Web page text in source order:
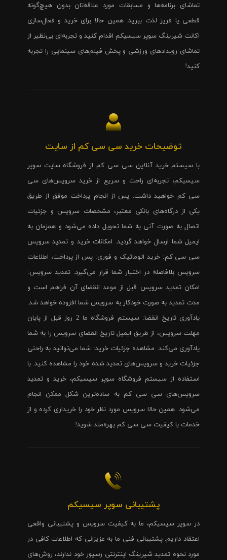
تماشای برنامه‌ها و مسابقات مورد علاقه‌تان بدون هیچ‌گونه
قطعی یا فریز لذت ببرید. همین حالا برای خرید و فعال‌سازی
اکانت شیرینگ سوپر سیسیکم اقدام کنید و تجربه‌ای بی‌نظیر از
تماشای رویدادهای ورزشی و پخش فیلم‌های سینمایی را تجربه
کنید!
توضیحات خرید سی سی کم از سایت
با سیستم خرید آنلاین سی سی کم از فروشگاه سایت سوپر
سیسیکم، تجربه‌ای راحت و سریع از خرید سرویس‌های سی
سی کم خواهید داشت. پس از انجام پرداخت موفق از طریق
یکی از درگاه‌های بانکی معتبر، مشخصات سرویس و جزئیات
اتصال به صورت آنی به شما تحویل داده می‌شود و همزمان به
ایمیل شما ارسال خواهد گردید. امکانات خرید و تمدید سرویس
سی سی کم: خرید اتوماتیک و فوری: پس از پرداخت، اطلاعات
سرویس بلافاصله در اختیار شما قرار می‌گیرد. تمدید سرویس:
امکان تمدید سرویس قبل از موعد انقضای آن فراهم است و
مدت تمدید به صورت خودکار به سرویس شما افزوده خواهد شد.
یادآوری تاریخ انقضا: سیستم فروشگاه ما 2 روز قبل از پایان
مهلت سرویس، از طریق ایمیل تاریخ انقضای سرویس را به شما
یادآوری می‌کند. مشاهده جزئیات خرید: شما می‌توانید به راحتی
جزئیات خرید و سرویس‌های تمدید شده خود را مشاهده کنید. با
استفاده از سیستم فروشگاه سوپر سیسیکم، خرید و تمدید
سرویس‌های سی سی کم به ساده‌ترین شکل ممکن انجام
می‌شود. همین حالا سرویس مورد نظر خود را خریداری کرده و از
خدمات با کیفیت سی سی کم بهره‌مند شوید!
پشتیبانی سوپر سیسیکم
در سوپر سیسیکم، ما به کیفیت سرویس و پشتیبانی واقعی
اعتقاد داریم. پشتیبانی فنی ما به عزیزانی که اطلاعات کافی در
مورد نحوه تمدید شیرینگ اینترنتی رسیور خود ندارند، روش‌های